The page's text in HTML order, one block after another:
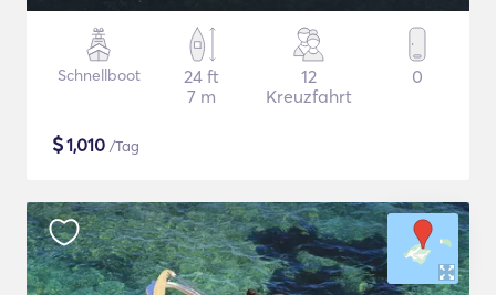
Schnellboot
24 ft
7 m
12
Kreuzfahrt
0
$1,010 /Tag